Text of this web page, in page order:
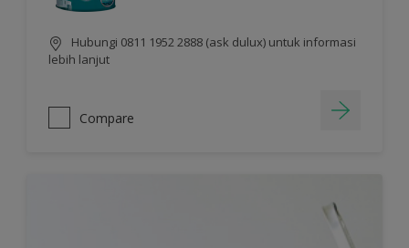
Hubungi 0811 1952 2888 (ask dulux) untuk informasi
lebih lanjut
Compare